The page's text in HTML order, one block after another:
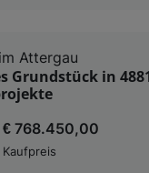
Attergau
Grundstück in
€ 768.450,00
Kaufpreis